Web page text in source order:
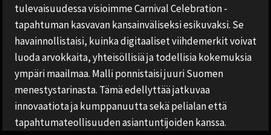
tulevaisuudessa visioimme Carnival Celebration -
tapahtuman kasvavan kansainväliseksi esikuvaksi. Se
havainnollistaisi, kuinka digitaaliset viihdemerkit voivat
luoda arvokkaita, yhteisöllisiä ja todellisia kokemuksia
ympäri maailmaa. Malli ponnistaisi juuri Suomen
menestystarinasta. Tämä edellyttää jatkuvaa
innovaatiota ja kumppanuutta sekä pelialan että
tapahtumateollisuuden asiantuntijoiden kanssa.